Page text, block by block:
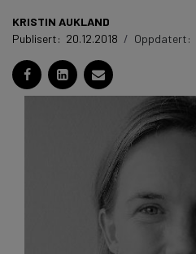
KRISTIN AUKLAND
Publisert: 20.12.2018 / Oppdatert: